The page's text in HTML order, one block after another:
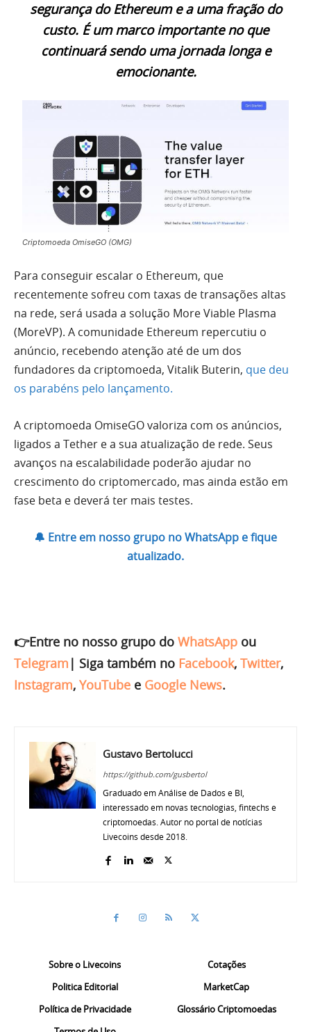
segurança do Ethereum e a uma fração do
custo. É um marco importante no que
continuará sendo uma jornada longa e
emocionante.
Criptomoeda OmiseGO (OMG)
Para conseguir escalar o Ethereum, que
recentemente sofreu com taxas de transações altas
na rede, será usada a solução More Viable Plasma
(MoreVP). A comunidade Ethereum repercutiu o
anúncio, recebendo atenção até de um dos
fundadores da criptomoeda, Vitalik Buterin, que deu
os parabéns pelo lançamento.
A criptomoeda OmiseGO valoriza com os anúncios,
ligados a Tether e a sua atualização de rede. Seus
avanços na escalabilidade poderão ajudar no
crescimento do criptomercado, mas ainda estão em
fase beta e deverá ter mais testes.
🔔 Entre em nosso grupo no WhatsApp e fique
atualizado.
👉Entre no nosso grupo do WhatsApp ou
Telegram | Siga também no Facebook, Twitter,
Instagram, YouTube e Google News.
Gustavo Bertolucci
https://github.com/gusbertol
Graduado em Análise de Dados e BI,
interessado em novas tecnologias, fintechs e
criptomoedas. Autor no portal de notícias
Livecoins desde 2018.
Sobre o Livecoins
Politica Editorial
Política de Privacidade
Cotações
MarketCap
Glossário Criptomoedas